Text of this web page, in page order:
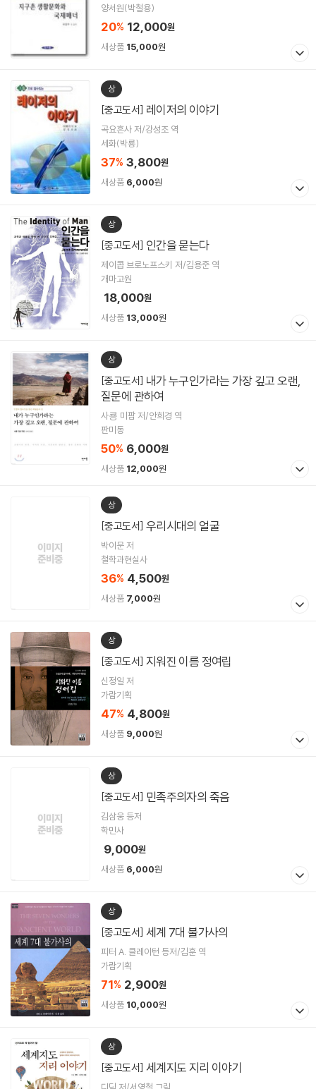
양서원(박철용)
20% 12,000원
새상품 15,000원
상
[중고도서] 레이저의 이야기
곡요흔사 저/강성조 역
세화(박룡)
37% 3,800원
새상품 6,000원
상
[중고도서] 인간을 묻는다
제이콥 브로노프스키 저/김용준 역
개마고원
18,000원
새상품 13,000원
상
[중고도서]
질문에 관하여
사쿙 미팜 저/안희경 역
판미동
50% 6,000원
새상품 12,000원
상
[중고도서] 우리시대의 얼굴
박이문 저
철학과현실사
36% 4,500원
새상품 7,000원
상
[중고도서] 지워진 이름 정여립
신정일 저
가람기획
47% 4,800원
새상품 9,000원
상
[중고도서] 민족주의자의 죽음
김삼웅 등저
학민사
9,000원
새상품 6,000원
상
[중고도서] 세계 7대 불가사의
피터 A. 클레이턴 등저/김훈 역
가람기획
71% 2,900원
새상품 10,000원
상
[중고도서] 세계지도 지리 이야기